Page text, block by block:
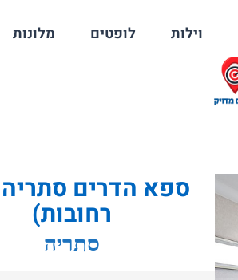
וילות לופטים מלונות
ספא הדרים
רחובות)
סתריה